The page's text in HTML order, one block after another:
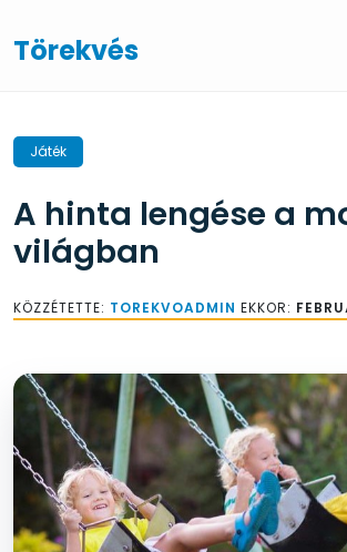
to
content
Törekvés
Játék
A hinta lengése a
világban
KÖZZÉTETTE: TOREKVOADMIN EKKOR: